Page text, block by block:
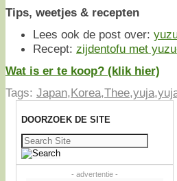
Tips, weetjes & recepten
Lees ook de post over:
Recept: zijdentofu met
Wat is er te koop? (klik hier)
Tags: Japan,Korea,Thee,yuja,
DOORZOEK DE SITE
Zoeken
naar:
- advertentie -